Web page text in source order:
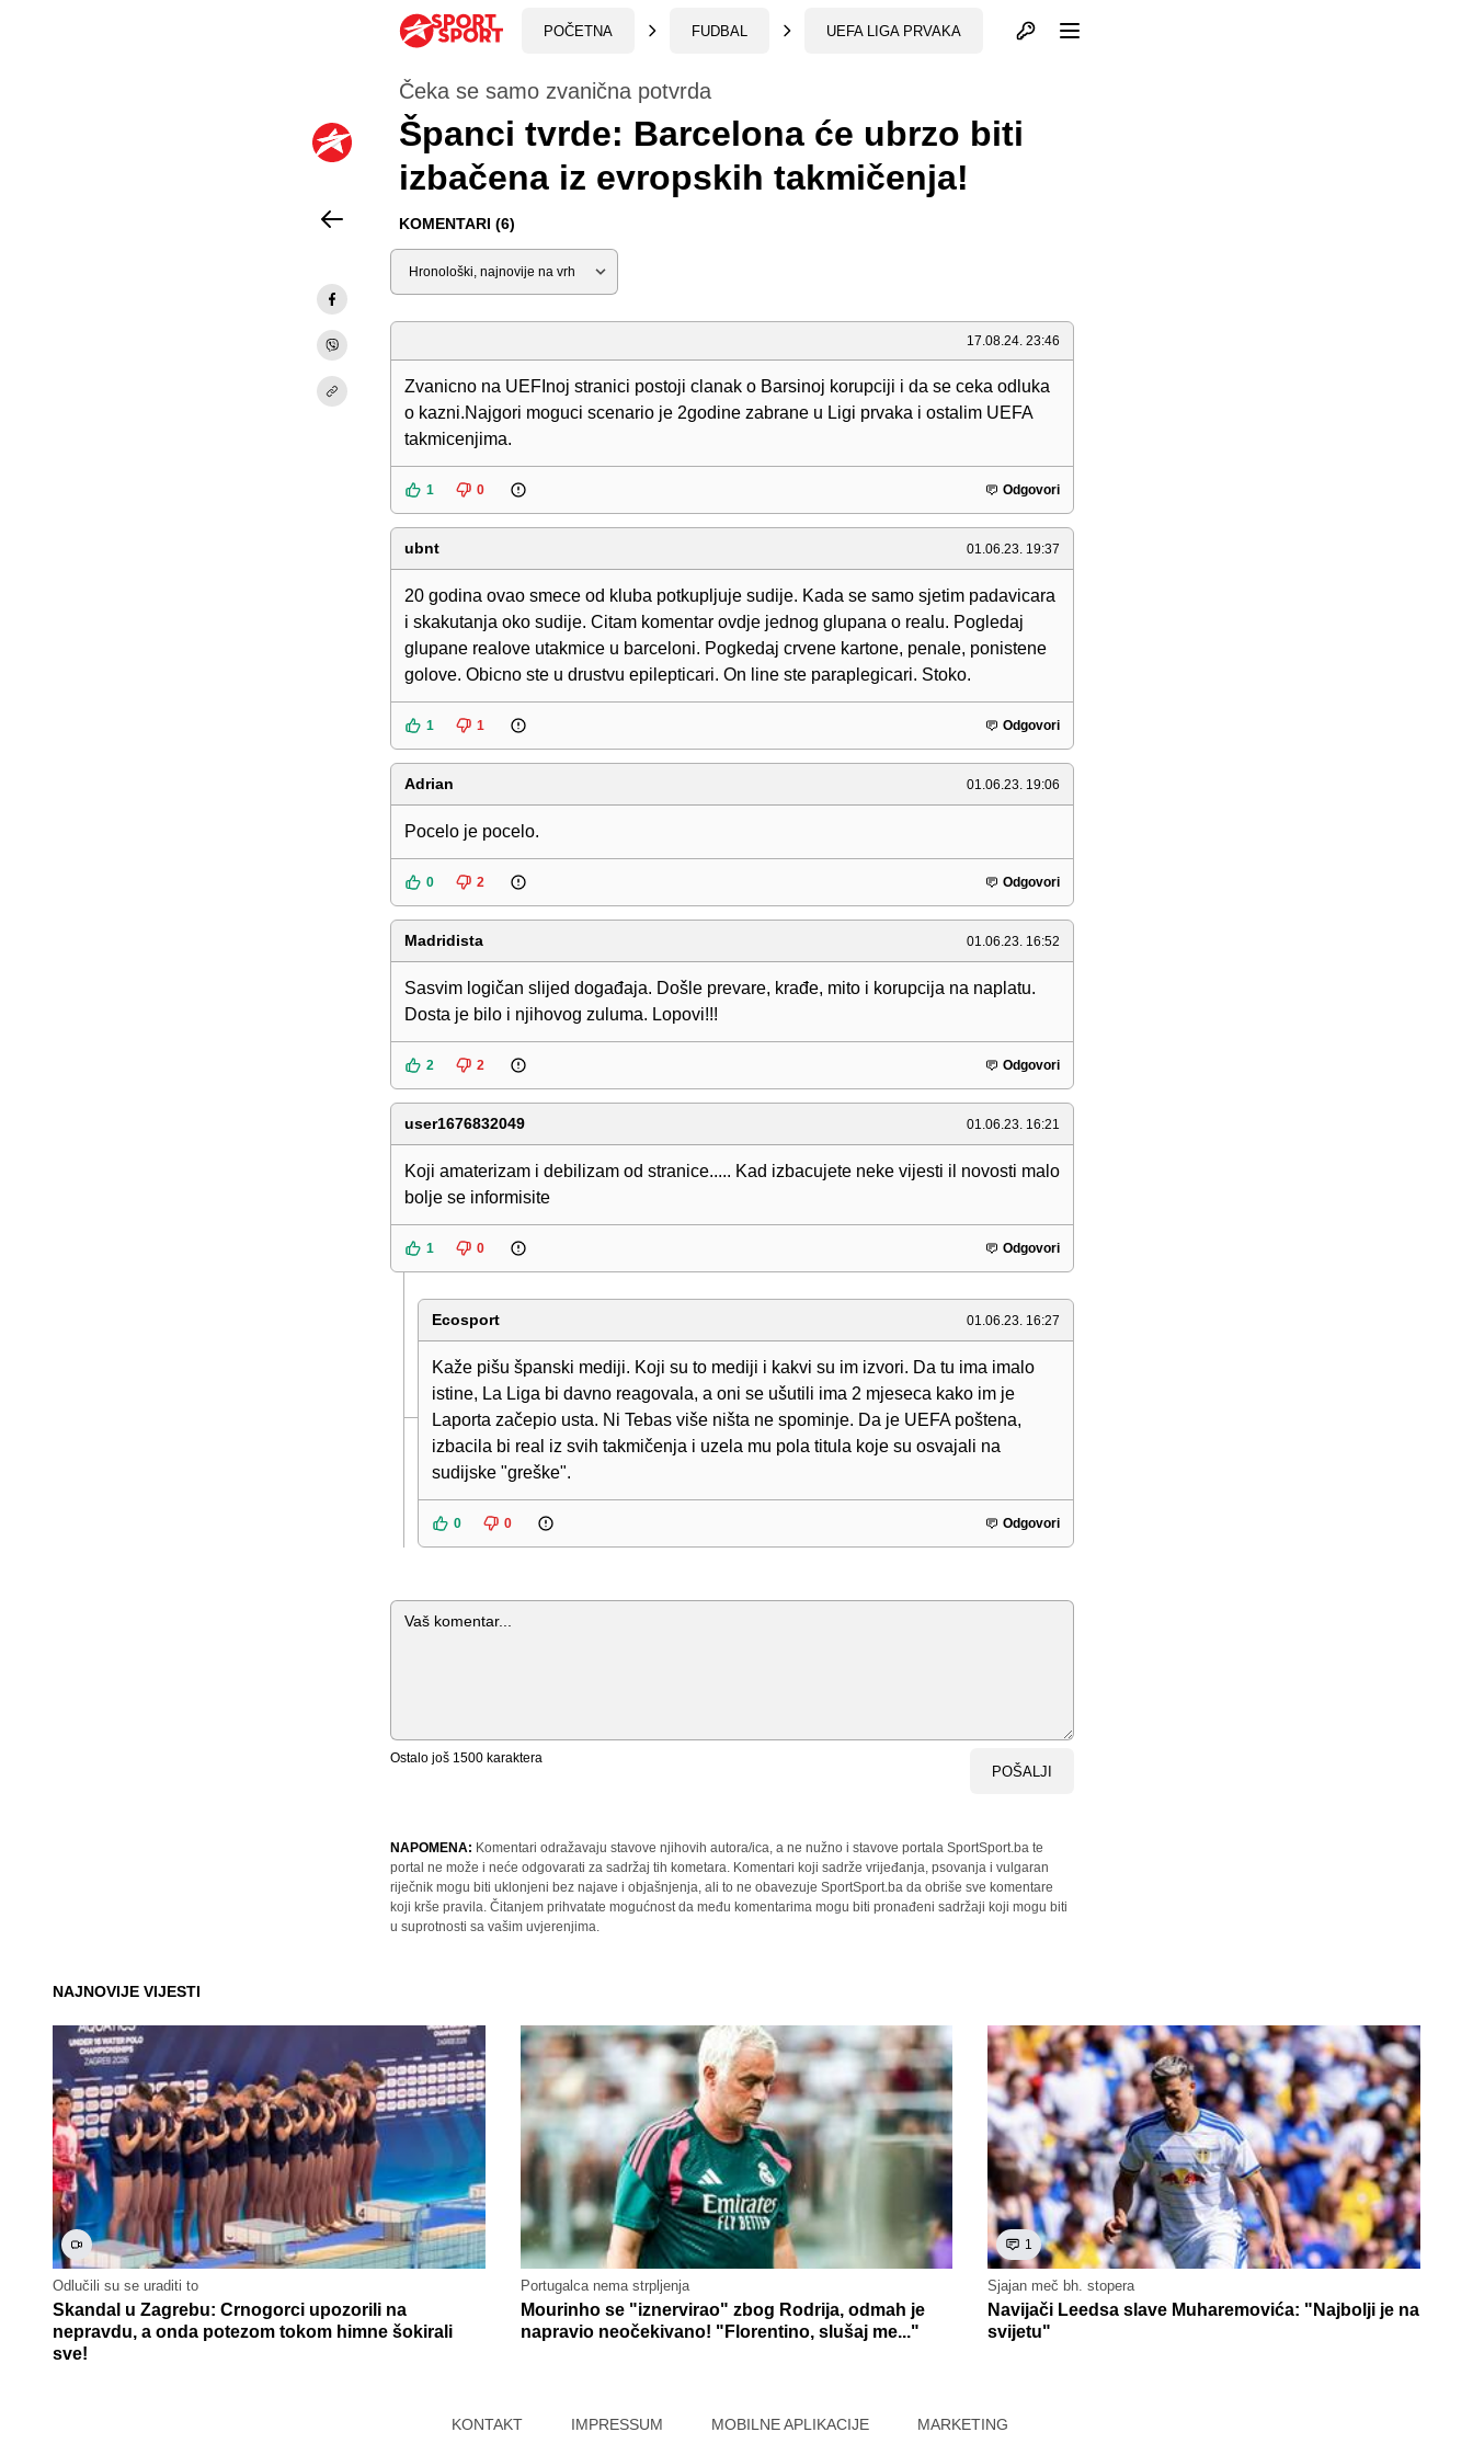
POČETNA FUDBAL UEFA LIGA PRVAKA Otvori profil
Čeka se samo zvanična potvrda
Španci tvrde: Barcelona će ubrzo biti
izbačena iz evropskih takmičenja!
KOMENTARI (6)
Sortiraj
17.08.24. 23:46
Zvanicno na UEFInoj stranici postoji clanak o Barsinoj korupciji i da se ceka odluka
o kazni.Najgori moguci scenario je 2godine zabrane u Ligi prvaka i ostalim UEFA
takmicenjima.
1 0 Odgovori
ubnt 01.06.23. 19:37
20 godina ovao smece od kluba potkupljuje sudije. Kada se samo sjetim padavicara
i skakutanja oko sudije. Citam komentar ovdje jednog glupana o realu. Pogledaj
glupane realove utakmice u barceloni. Pogkedaj crvene kartone, penale, ponistene
golove. Obicno ste u drustvu epilepticari. On line ste paraplegicari. Stoko.
1 1 Odgovori
Adrian 01.06.23. 19:06
Pocelo je pocelo.
0 2 Odgovori
Madridista 01.06.23. 16:52
Sasvim logičan slijed događaja. Došle prevare, krađe, mito i korupcija na naplatu.
Dosta je bilo i njihovog zuluma. Lopovi!!!
2 2 Odgovori
user1676832049 01.06.23. 16:21
Koji amaterizam i debilizam od stranice..... Kad izbacujete neke vijesti il novosti malo
bolje se informisite
1 0 Odgovori
Ecosport 01.06.23. 16:27
Kaže pišu španski mediji. Koji su to mediji i kakvi su im izvori. Da tu ima imalo
istine, La Liga bi davno reagovala, a oni se ušutili ima 2 mjeseca kako im je
Laporta začepio usta. Ni Tebas više ništa ne spominje. Da je UEFA poštena,
izbacila bi real iz svih takmičenja i uzela mu pola titula koje su osvajali na
sudijske "greške".
0 0 Odgovori
Komentar
Ostalo još 1500 karaktera
POŠALJI
NAPOMENA: Komentari odražavaju stavove njihovih autora/ica, a ne nužno i stavove portala SportSport.ba te
portal ne može i neće odgovarati za sadržaj tih kometara. Komentari koji sadrže vrijeđanja, psovanja i vulgaran
riječnik mogu biti uklonjeni bez najave i objašnjenja, ali to ne obavezuje SportSport.ba da obriše sve komentare
koji krše pravila. Čitanjem prihvatate mogućnost da među komentarima mogu biti pronađeni sadržaji koji mogu biti
u suprotnosti sa vašim uvjerenjima.
NAJNOVIJE VIJESTI
Odlučili su se uraditi to
Skandal u Zagrebu: Crnogorci upozorili na
nepravdu, a onda potezom tokom himne šokirali
sve!
Portugalca nema strpljenja
Mourinho se "iznervirao" zbog Rodrija, odmah je
napravio neočekivano! "Florentino, slušaj me..."
1
Sjajan meč bh. stopera
Navijači Leedsa slave Muharemovića: "Najbolji je na
svijetu"
KONTAKT IMPRESSUM MOBILNE APLIKACIJE MARKETING